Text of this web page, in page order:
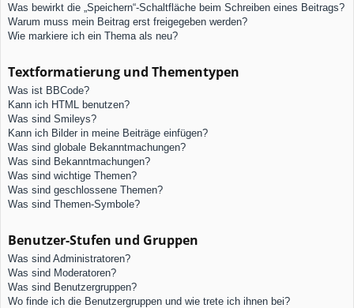
Was bewirkt die „Speichern“-Schaltfläche beim Schreiben eines Beitrags?
Warum muss mein Beitrag erst freigegeben werden?
Wie markiere ich ein Thema als neu?
Textformatierung und Thementypen
Was ist BBCode?
Kann ich HTML benutzen?
Was sind Smileys?
Kann ich Bilder in meine Beiträge einfügen?
Was sind globale Bekanntmachungen?
Was sind Bekanntmachungen?
Was sind wichtige Themen?
Was sind geschlossene Themen?
Was sind Themen-Symbole?
Benutzer-Stufen und Gruppen
Was sind Administratoren?
Was sind Moderatoren?
Was sind Benutzergruppen?
Wo finde ich die Benutzergruppen und wie trete ich ihnen bei?